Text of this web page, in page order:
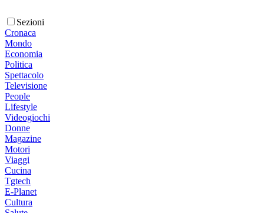
Sezioni
Cronaca
Mondo
Economia
Politica
Spettacolo
Televisione
People
Lifestyle
Videogiochi
Donne
Magazine
Motori
Viaggi
Cucina
Tgtech
E-Planet
Cultura